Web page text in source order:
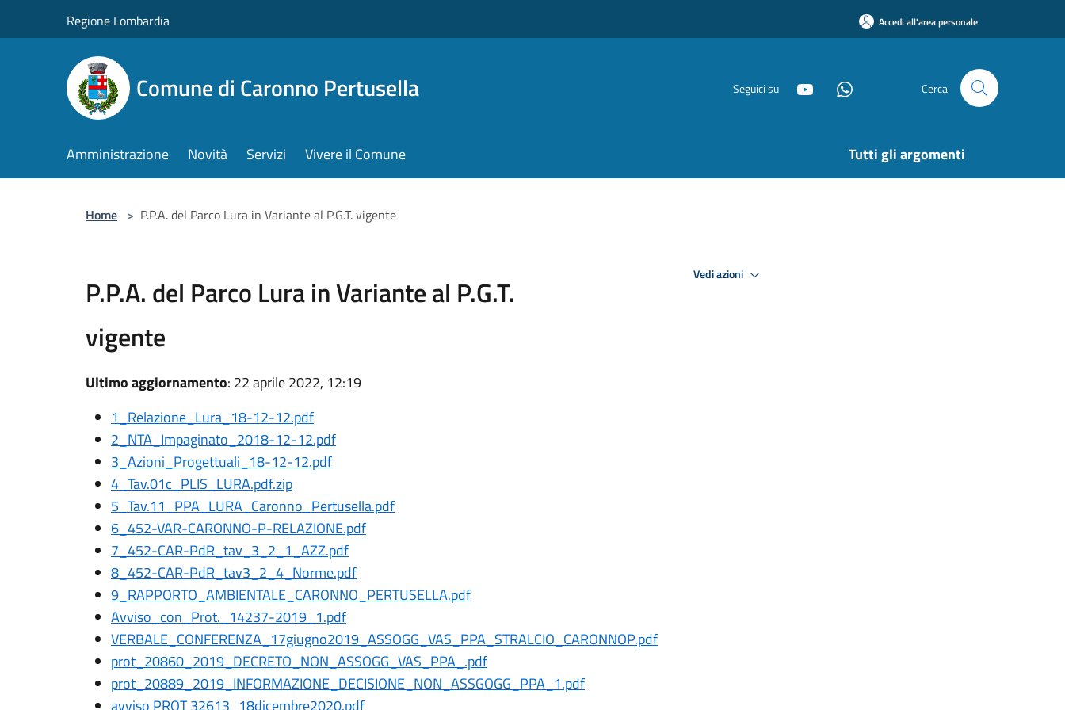
Regione Lombardia Accedi all'area personale
Comune di Caronno Pertusella Seguici su Cerca
Amministrazione Novità Servizi Vivere il Comune Tutti gli argomenti
Home > P.P.A. del Parco Lura in Variante al P.G.T. vigente
P.P.A. del Parco Lura in Variante al P.G.T.
vigente
Ultimo aggiornamento: 22 aprile 2022, 12:19
1_Relazione_Lura_18-12-12.pdf
2_NTA_Impaginato_2018-12-12.pdf
3_Azioni_Progettuali_18-12-12.pdf
4_Tav.01c_PLIS_LURA.pdf.zip
5_Tav.11_PPA_LURA_Caronno_Pertusella.pdf
6_452-VAR-CARONNO-P-RELAZIONE.pdf
7_452-CAR-PdR_tav_3_2_1_AZZ.pdf
8_452-CAR-PdR_tav3_2_4_Norme.pdf
9_RAPPORTO_AMBIENTALE_CARONNO_PERTUSELLA.pdf
Avviso_con_Prot._14237-2019_1.pdf
VERBALE_CONFERENZA_17giugno2019_ASSOGG_VAS_PPA_STRALCIO_CARONNOP.pdf
prot_20860_2019_DECRETO_NON_ASSOGG_VAS_PPA_.pdf
prot_20889_2019_INFORMAZIONE_DECISIONE_NON_ASSGOGG_PPA_1.pdf
avviso PROT 32613_18dicembre2020.pdf
Vedi azioni